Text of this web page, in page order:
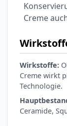
Creme
Wirkstoffe:
Creme wirkt
Technologie.
Ceramide,